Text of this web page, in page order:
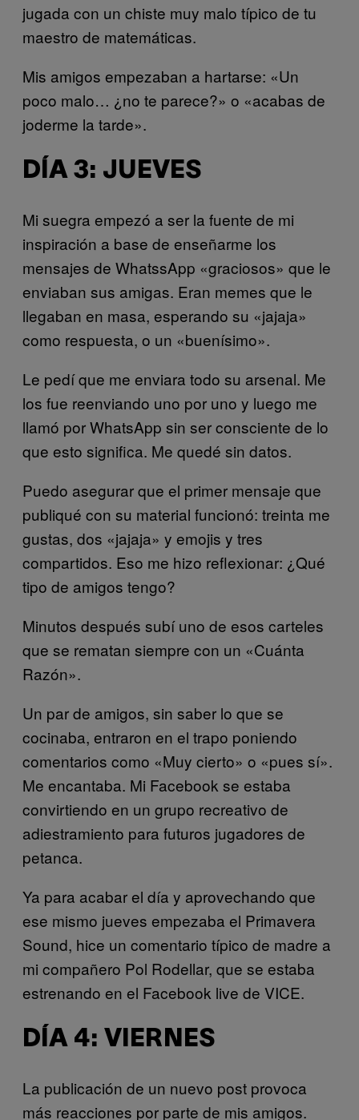
jugada con un chiste muy malo típico de tu
maestro de matemáticas.
Mis amigos empezaban a hartarse: «Un
poco malo… ¿no te parece?» o «acabas de
joderme la tarde».
DÍA 3: JUEVES
Mi suegra empezó a ser la fuente de mi
inspiración a base de enseñarme los
mensajes de WhatssApp «graciosos» que le
enviaban sus amigas. Eran memes que le
llegaban en masa, esperando su «jajaja»
como respuesta, o un «buenísimo».
Le pedí que me enviara todo su arsenal. Me
los fue reenviando uno por uno y luego me
llamó por WhatsApp sin ser consciente de lo
que esto significa. Me quedé sin datos.
Puedo asegurar que el primer mensaje que
publiqué con su material funcionó: treinta me
gustas, dos «jajaja» y emojis y tres
compartidos. Eso me hizo reflexionar: ¿Qué
tipo de amigos tengo?
Minutos después subí uno de esos carteles
que se rematan siempre con un «Cuánta
Razón».
Un par de amigos, sin saber lo que se
cocinaba, entraron en el trapo poniendo
comentarios como «Muy cierto» o «pues sí».
Me encantaba. Mi Facebook se estaba
convirtiendo en un grupo recreativo de
adiestramiento para futuros jugadores de
petanca.
Ya para acabar el día y aprovechando que
ese mismo jueves empezaba el Primavera
Sound, hice un comentario típico de madre a
mi compañero Pol Rodellar, que se estaba
estrenando en el Facebook live de VICE.
DÍA 4: VIERNES
La publicación de un nuevo post provoca
más reacciones por parte de mis amigos.